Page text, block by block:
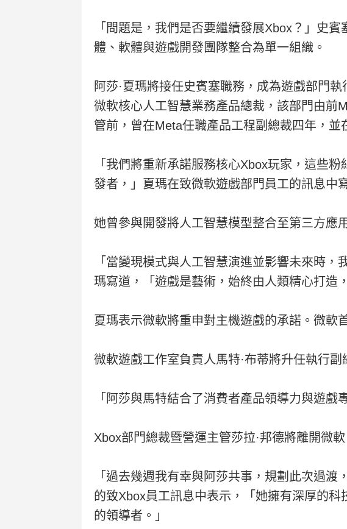
「問題是，我們是否要繼續發展Xbox？」史
體、軟體與遊戲開發團隊整合為單一組織。
阿莎·夏瑪將接任史賓塞職務，成為遊戲部門
微軟核心人工智慧業務產品總裁，該部門由前
管前，曾在Meta任職產品工程副總裁四年，並
「我們將重新承諾服務核心Xbox玩家，這些
發者，」夏瑪在致微軟遊戲部門員工的訊息中
她曾參與開發將人工智慧模型整合至第三方應
「當變現模式與人工智慧演進並影響未來時
瑪寫道，「遊戲是藝術，始終由人類精心打造
夏瑪表示微軟將重申對主機遊戲的承諾。微軟
微軟遊戲工作室負責人馬特·布蒂將升任執行
「阿莎與馬特結合了消費者產品領導力與遊
Xbox部門總裁暨營運主管莎拉·邦德將離開微軟
「過去幾週我有幸與阿莎共事，規劃此次過
的致Xbox員工訊息中表示，「她擁有深厚的
的領導者。」